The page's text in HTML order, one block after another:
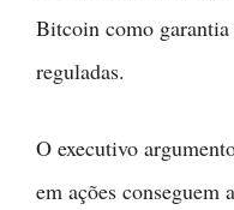
Bitcoin como
reguladas.
O executivo
em ações conseguem